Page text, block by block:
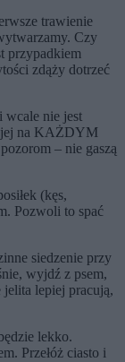
trawienie
Czy
przypadkiem
zdąży dotrzeć
wcale nie jest
jej na KAŻDYM
– nie gaszą
(kęs,
Pozwoli to spać
siedzenie przy
wyjdź z psem,
jelita lepiej pracują,
lekko.
Przełóż ciasto i